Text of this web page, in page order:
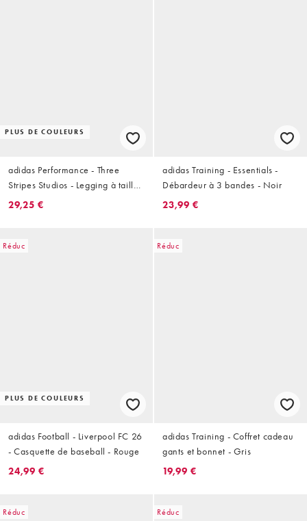
PLUS DE COULEURS
adidas Performance - Three
Stripes Studios - Legging à taille
croisée - Noir
29,25 €
adidas Training - Essentials -
Débardeur à 3 bandes - Noir
23,99 €
Réduc
PLUS DE COULEURS
adidas Football - Liverpool FC 26
- Casquette de baseball - Rouge
24,99 €
Réduc
adidas Training - Coffret cadeau
gants et bonnet - Gris
19,99 €
Réduc Réduc